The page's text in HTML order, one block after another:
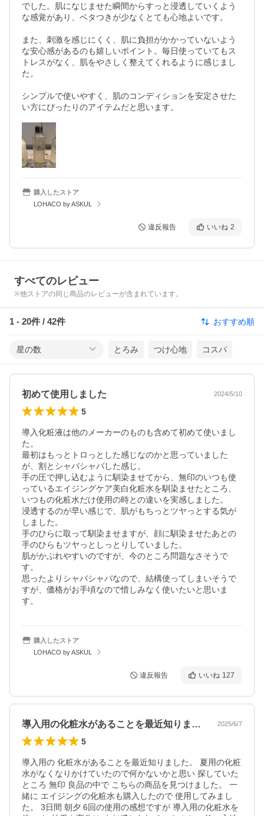
でした。肌になじませた瞬間からすっと浸透していくよう
な感覚があり、ベタつきが少なくとても心地よいです。
また、刺激を感じにくく、肌に負担がかかっていないよう
な安心感があるのも嬉しいポイント。毎日使っていてもス
トレスがなく、肌をやさしく整えてくれるように感じまし
た。
シンプルで使いやすく、肌のコンディションを安定させた
い方にぴったりのアイテムだと思います。
購入したストア
LOHACO by ASKUL
違反報告 いいね 2
すべてのレビュー
※他ストアの同じ商品のレビューが含まれています。
1 - 20件 / 42件 おすすめ順
星の数 とろみ つけ心地 コスパ
初めて使用しました 2024/5/10
5
導入化粧液は他のメーカーのものも含めて初めて使いまし
た。
最初はもっとトロっとした感じなのかと思っていました
が、割とシャバシャバした感じ。
手の圧で押し込むように馴染ませてから、無印のいつも使
っているエイジングケア美白化粧水を馴染ませたところ、
いつもの化粧水だけ使用の時との違いを実感しました。
浸透するのが早い感じで、肌がもちっとツヤっとする気が
しました。
手のひらに取って馴染ませますが、顔に馴染ませたあとの
手のひらもツヤっとしっとりしていました。
肌がかぶれやすいのですが、今のところ問題なさそうで
す。
思ったよりシャバシャバなので、結構使ってしまいそうで
すが、価格がお手頃なので惜しみなく使いたいと思いま
す。
購入したストア
LOHACO by ASKUL
違反報告 いいね 127
導入用の化粧水があることを最近知りまし… 2025/6/7
5
導入用の 化粧水があることを最近知りました。 夏用の化粧
水がなくなりかけていたので何かないかと思い 探していた
ところ 無印 良品の中で こちらの商品を見つけました。 一
緒に エイジングの化粧水も購入したので 使用してみまし
た。 3日間 朝夕 6回の使用の感想ですが 導入用の化粧水を